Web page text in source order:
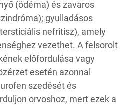
(ödéma) és zavaros
gyulladásos
nefritisz), amely
vezethet. A felsorolt
előfordulása vagy
esetén azonnal
szedését és
orvoshoz, mert ezek a